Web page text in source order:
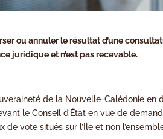
ou annuler le résultat d’une
juridique et n’est pas recevable.
de la Nouvelle-Calédonie en
le Conseil d’État en vue de
vote situés sur l’Ile et non